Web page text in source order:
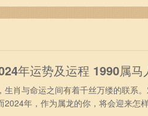
年运势及运程 1990属
肖与命运之间有着千丝万缕的联系。
2024年，作为属龙的你，将会迎来怎